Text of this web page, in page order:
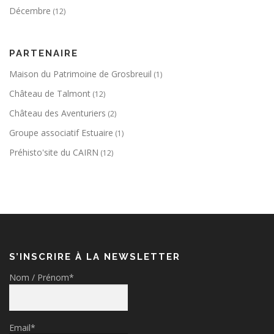
Décembre (12)
PARTENAIRE
Maison du Patrimoine de Grosbreuil (1)
Château de Talmont (12)
Château des Aventuriers (2)
Groupe associatif Estuaire (1)
Préhisto'site du CAIRN (12)
S’INSCRIRE À LA NEWSLETTER
Nom / Prénom*
Email*